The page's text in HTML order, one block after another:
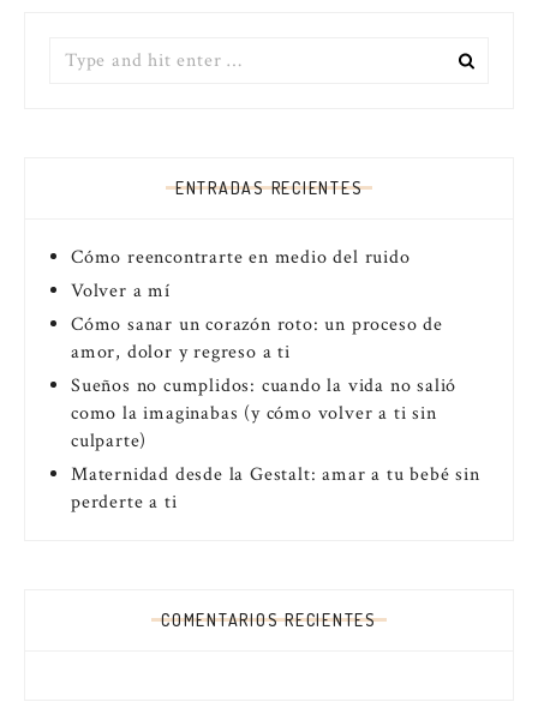
ENTRADAS RECIENTES
Cómo reencontrarte en medio del ruido
Volver a mí
Cómo sanar un corazón roto: un proceso de
amor, dolor y regreso a ti
Sueños no cumplidos: cuando la vida no salió
como la imaginabas (y cómo volver a ti sin
culparte)
Maternidad desde la Gestalt: amar a tu bebé sin
perderte a ti
COMENTARIOS RECIENTES